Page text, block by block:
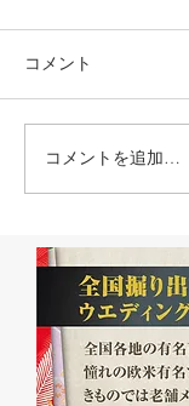
コメント
コメントを追加…